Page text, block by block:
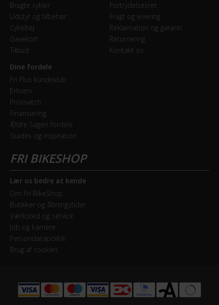
Brugte cykler
Udstyr og tilbehør
Cykeltøj
Gavekort
Tilbud
Fortrydelsesret
Fragt og levering
Reklamation og garanti
Returnering
Kontakt os
Dine fordele
Fri Plus kundeklub
Erhverv
Prismatch
Finansiering
Ældre Sagen fordele
Guides og inspiration
Lær os bedre at kende
Om Fri BikeShop
Butikker og åbningstider
Værksted og service
Job og karriere
Persondatapolitik
Brug af cookies